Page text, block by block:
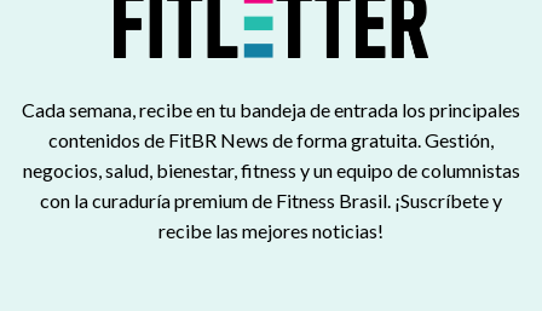
Cada semana, recibe en tu bandeja de entrada los principales
contenidos de FitBR News de forma gratuita. Gestión,
negocios, salud, bienestar, fitness y un equipo de columnistas
con la curaduría premium de Fitness Brasil. ¡Suscríbete y
recibe las mejores noticias!